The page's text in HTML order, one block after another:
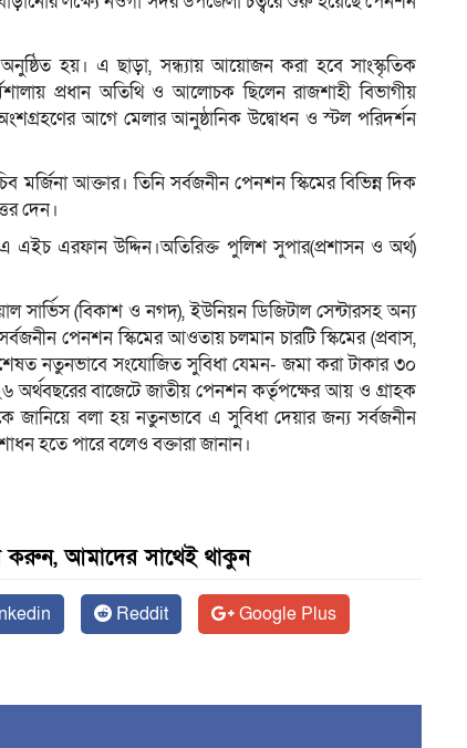
হয়। এ ছাড়া, সন্ধ্যায় আয়োজন করা হবে সাংস্কৃতিক
প্রধান অতিথি ও আলোচক ছিলেন রাজশাহী বিভাগীয়
আগে মেলার আনুষ্ঠানিক উদ্বোধন ও স্টল পরিদর্শন
মর্জিনা আক্তার। তিনি সর্বজনীন পেনশন স্কিমের বিভিন্ন দিক
দেন।
এইচ এরফান উদ্দিন।অতিরিক্ত পুলিশ সুপার(প্রশাসন ও অর্থ)
সার্ভিস (বিকাশ ও নগদ), ইউনিয়ন ডিজিটাল সেন্টারসহ অন্য
পেনশন স্কিমের আওতায় চলমান চারটি স্কিমের (প্রবাস,
নতুনভাবে সংযোজিত সুবিধা যেমন- জমা করা টাকার ৩০
বাজেটে জাতীয় পেনশন কর্তৃপক্ষের আয় ও গ্রাহক
জানিয়ে বলা হয় নতুনভাবে এ সুবিধা দেয়ার জন্য সর্বজনীন
হতে পারে বলেও বক্তারা জানান।
করুন, আমাদের সাথেই থাকুন
Reddit
Google Plus